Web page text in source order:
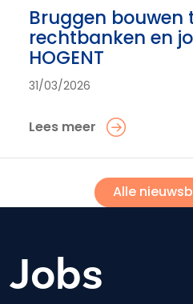
Bruggen bouwen
rechtbanken en
HOGENT
31/03/2026
Lees meer
Alle
Jobs